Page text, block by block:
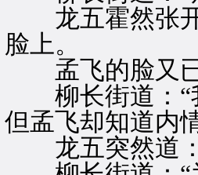
龙五霍然张开
脸上。
孟飞的脸又已
柳长街道：“
但孟飞却知道内
龙五突然道：